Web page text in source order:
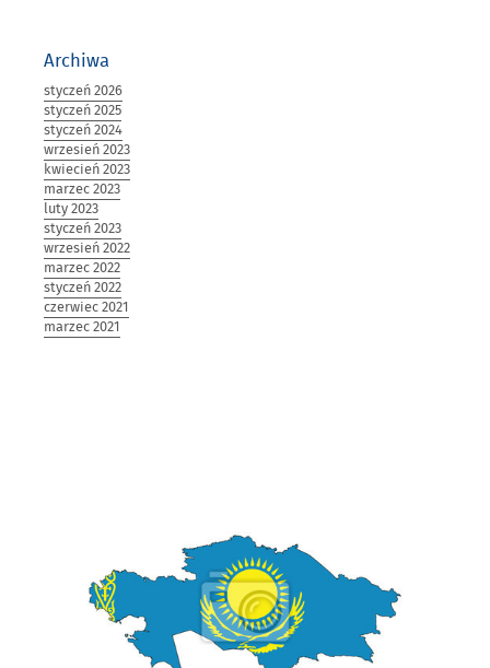
Archiwa
styczeń 2026
styczeń 2025
styczeń 2024
wrzesień 2023
kwiecień 2023
marzec 2023
luty 2023
styczeń 2023
wrzesień 2022
marzec 2022
styczeń 2022
czerwiec 2021
marzec 2021